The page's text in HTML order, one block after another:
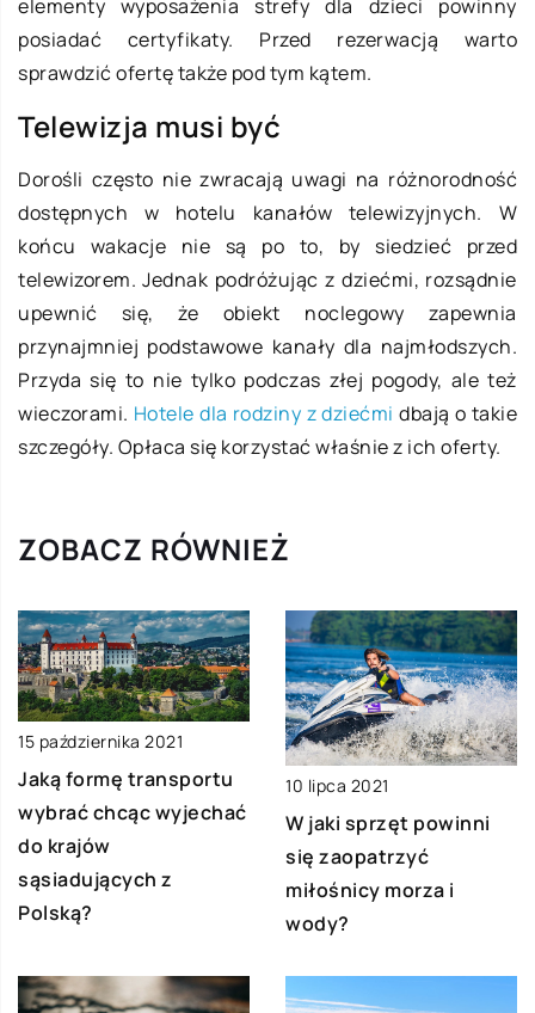
elementy wyposażenia strefy dla dzieci powinny
posiadać certyfikaty. Przed rezerwacją warto
sprawdzić ofertę także pod tym kątem.
Telewizja musi być
Dorośli często nie zwracają uwagi na różnorodność
dostępnych w hotelu kanałów telewizyjnych. W
końcu wakacje nie są po to, by siedzieć przed
telewizorem. Jednak podróżując z dziećmi, rozsądnie
upewnić się, że obiekt noclegowy zapewnia
przynajmniej podstawowe kanały dla najmłodszych.
Przyda się to nie tylko podczas złej pogody, ale też
wieczorami. Hotele dla rodziny z dziećmi dbają o takie
szczegóły. Opłaca się korzystać właśnie z ich oferty.
ZOBACZ RÓWNIEŻ
15 października 2021
Jaką formę transportu
wybrać chcąc wyjechać
do krajów
sąsiadujących z
Polską?
10 lipca 2021
W jaki sprzęt powinni
się zaopatrzyć
miłośnicy morza i
wody?